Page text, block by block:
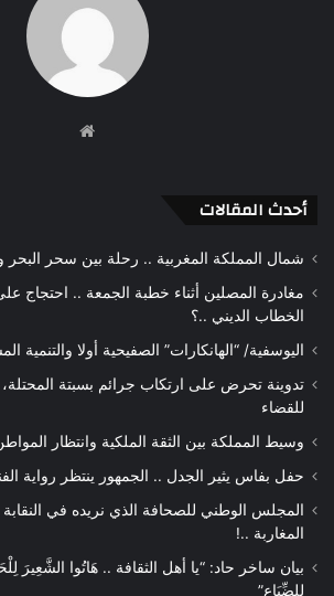
أحدث المقالات
شمال المملكة المغربية .. رحلة بين سحر البحر
مغادرة المصلين أثناء خطبة الجمعة .. احتجاج
الخطاب الديني ..؟
اليوسفية/ “الهانكارات” الصفيحية أولا والتنمية
تدوينة تحرض على ارتكاب جرائم بسبتة
للقضاء
وسيط المملكة بين الثقة الملكية وانتظار
حفل بفاس يثير الجدل .. الجمهور ينتظر رواية
المجلس الوطني للصحافة الذي نريده في النقابة
المغاربة ..!
بيان ساخر حاد: “يا أهل الثقافة .. هَاتُوا الشَّعِيرَ
لِلضِّبَاعِ”